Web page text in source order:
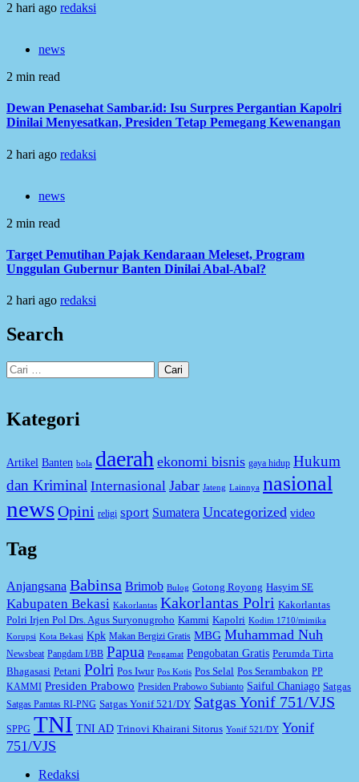
2 hari ago redaksi
news
2 min read
Dewan Penasehat Sambar.id: Isu Surpres Pergantian Kapolri
Dinilai Menyesatkan, Presiden Tetap Pemegang Kewenangan
2 hari ago redaksi
news
2 min read
Target Pemutihan Pajak Kendaraan Meleset, Program
Unggulan Gubernur Banten Dinilai Abal-Abal?
2 hari ago redaksi
Search
Cari
untuk:
Kategori
Artikel Banten bola daerah ekonomi bisnis gaya hidup Hukum
dan Kriminal Internasional Jabar Jateng Lainnya nasional
newsOpini religi sport Sumatera Uncategorized video
Tag
Anjangsana Babinsa Brimob Bulog Gotong Royong Hasyim SE
Kabupaten Bekasi Kakorlantas Kakorlantas Polri Kakorlantas
Polri Irjen Pol Drs. Agus Suryonugroho Kammi Kapolri Kodim 1710/mimika
Korupsi Kota Bekasi Kpk Makan Bergizi Gratis MBG Muhammad Nuh
Newsbeat Pangdam I/BB Papua Pengamat Pengobatan Gratis Perumda Tirta
Bhagasasi Petani Polri Pos Iwur Pos Kotis Pos Selal Pos Serambakon PP
KAMMI Presiden Prabowo Presiden Prabowo Subianto Saiful Chaniago Satgas
Satgas Pamtas RI-PNG Satgas Yonif 521/DY Satgas Yonif 751/VJS
SPPG TNI TNI AD Trinovi Khairani Sitorus Yonif 521/DY Yonif
751/VJS
Redaksi